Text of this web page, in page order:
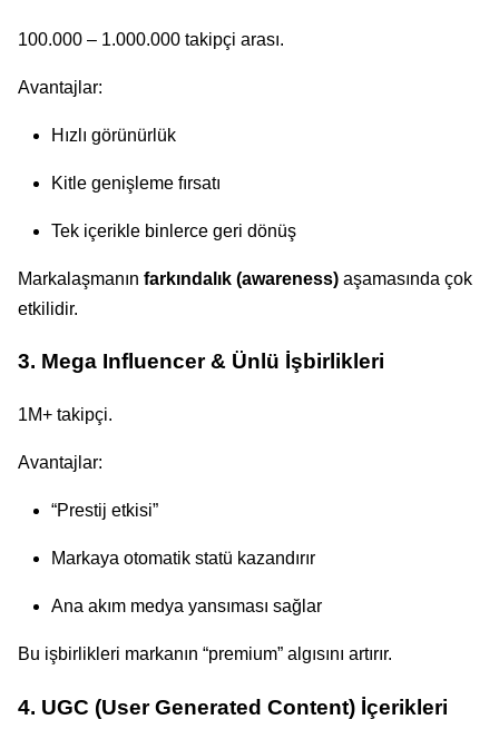
100.000 – 1.000.000 takipçi arası.
Avantajlar:
Hızlı görünürlük
Kitle genişleme fırsatı
Tek içerikle binlerce geri dönüş
Markalaşmanın farkındalık (awareness) aşamasında çok
etkilidir.
3. Mega Influencer & Ünlü İşbirlikleri
1M+ takipçi.
Avantajlar:
“Prestij etkisi”
Markaya otomatik statü kazandırır
Ana akım medya yansıması sağlar
Bu işbirlikleri markanın “premium” algısını artırır.
4. UGC (User Generated Content) İçerikleri